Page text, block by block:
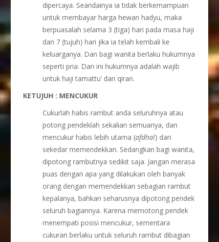
dipercaya. Seandainya ia tidak berkemampuan
untuk membayar harga hewan hadyu, maka
berpuasalah selama 3 (tiga) hari pada masa haji
dan 7 (tujuh) hari jika ia telah kembali ke
keluarganya. Dan bagi wanita berlaku hukumnya
seperti pria. Dan ini hukumnya adalah wajib
untuk haji tamattu’ dan qiran.
KETUJUH : MENCUKUR
Cukurlah habis rambut anda seluruhnya atau
potong pendeklah sekalian semuanya, dan
mencukur habis lebih utama (afdhal) dari
sekedar memendekkan. Sedangkan bagi wanita,
dipotong rambutnya sedikit saja. Jangan merasa
puas dengan apa yang dilakukan oleh banyak
orang dengan memendekkan sebagian rambut
kepalanya, bahkan seharusnya dipotong pendek
seluruh bagiannya. Karena memotong pendek
menempati posisi mencukur, sementara
cukuran berlaku untuk seluruh rambut dibagian